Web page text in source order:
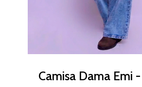
Camisa Dama Emi